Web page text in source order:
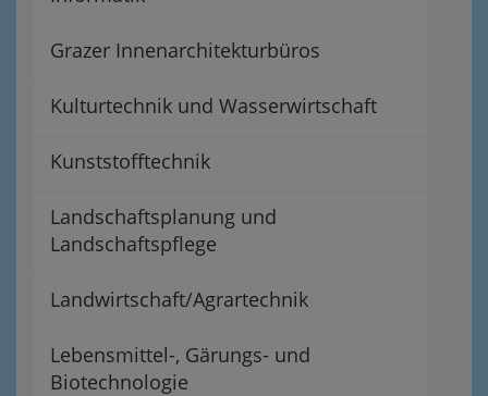
Grazer Innenarchitekturbüros
Kulturtechnik und Wasserwirtschaft
Kunststofftechnik
Landschaftsplanung und
Landschaftspflege
Landwirtschaft/Agrartechnik
Lebensmittel-, Gärungs- und
Biotechnologie